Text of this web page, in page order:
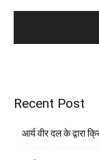
Recent Post
आर्य वीर दल के द्वारा